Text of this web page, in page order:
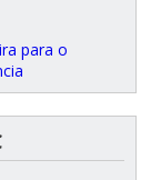
para o